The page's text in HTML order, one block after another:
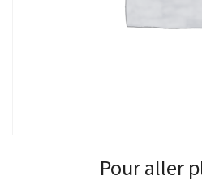
Pour aller